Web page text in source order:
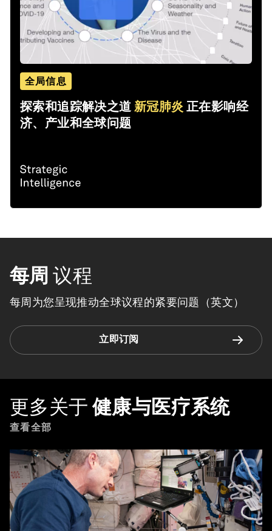
全局信息
探索和追踪解决之道新冠肺炎 正在影响经
济、产业和全球问题
每周 议程
每周为您呈现推动全球议程的紧要问题（英文）
立即订阅
更多关于 健康与医疗系统
查看全部